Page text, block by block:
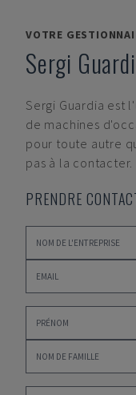
VOTRE
Sergi
Sergi Guardia est
de machines
pour toute autre
pas à la contacter.
PRENDRE